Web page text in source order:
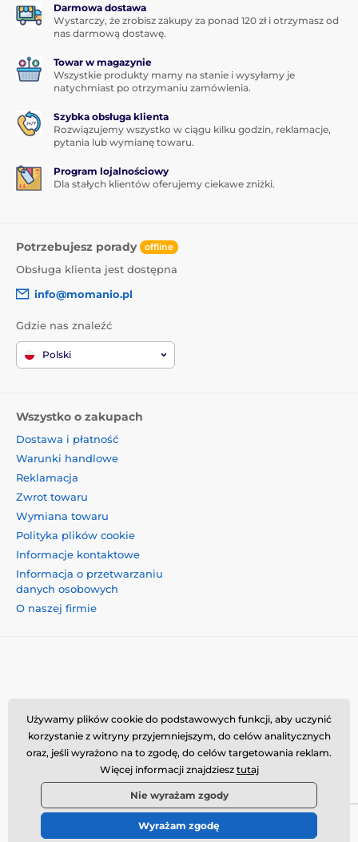
Darmowa dostawa
Wystarczy, że zrobisz zakupy za ponad 120 zł i otrzymasz od
nas darmową dostawę.
Towar w magazynie
Wszystkie produkty mamy na stanie i wysyłamy je
natychmiast po otrzymaniu zamówienia.
Szybka obsługa klienta
Rozwiązujemy wszystko w ciągu kilku godzin, reklamacje,
pytania lub wymianę towaru.
Program lojalnościowy
Dla stałych klientów oferujemy ciekawe zniżki.
Potrzebujesz porady offline
Obsługa klienta jest dostępna
info@momanio.pl
Gdzie nas znaleźć
Polski
Wszystko o zakupach
Dostawa i płatność
Warunki handlowe
Reklamacja
Zwrot towaru
Wymiana towaru
Polityka plików cookie
Informacje kontaktowe
Informacja o przetwarzaniu
danych osobowych
O naszej firmie
Momanio s.r.o., Okružní 361/14, 74718, Píšť, Czechy,
VAT: CZ09604707, info@momanio.pl
© 2026 www.momanio.pl ⦁ Utworzono e-sklep
Używamy plików cookie do podstawowych funkcji, aby uczynić
korzystanie z witryny przyjemniejszym, do celów analitycznych
oraz, jeśli wyrażono na to zgodę, do celów targetowania reklam.
Więcej informacji znajdziesz tutaj
Nie wyrażam zgody
Wyrażam zgodę